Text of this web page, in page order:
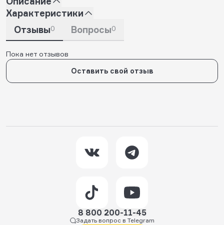
Характеристики
Отзывы0 Вопросы0
Пока нет отзывов
Оставить свой отзыв
8 800 200-11-45
Задать вопрос в Telegram